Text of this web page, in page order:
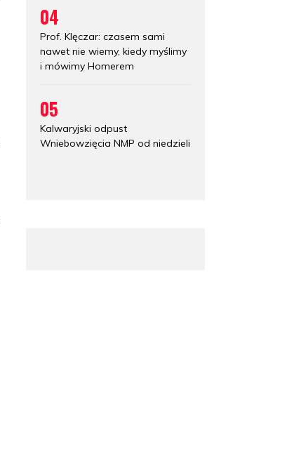
04
Prof. Klęczar: czasem sami
nawet nie wiemy, kiedy myślimy
i mówimy Homerem
05
Kalwaryjski odpust
Wniebowzięcia NMP od niedzieli